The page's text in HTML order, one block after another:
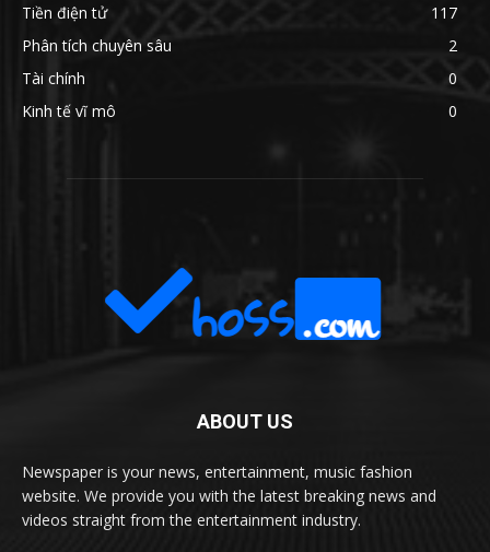
Tiền điện tử
117
Phân tích chuyên sâu
2
Tài chính
0
Kinh tế vĩ mô
0
ABOUT US
Newspaper is your news, entertainment, music fashion
website. We provide you with the latest breaking news and
videos straight from the entertainment industry.